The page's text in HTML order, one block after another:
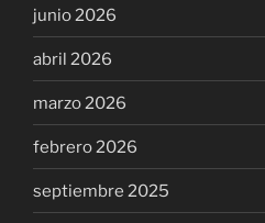
junio 2026
abril 2026
marzo 2026
febrero 2026
septiembre 2025